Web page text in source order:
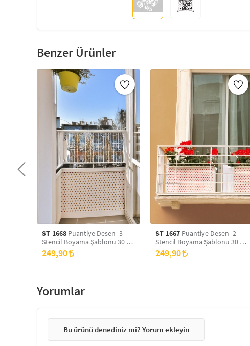
Benzer Ürünler
ST-1668 Puantiye Desen -3
Stencil Boyama Şablonu 30 x
30 cm, Duvar Stencil, Fayans
Stencil, Mobilya Stencil
249,90
ST-1667 Puantiye Desen -2
Stencil Boyama Şablonu 30 x
30 cm, Duvar Stencil, Fayans
Stencil, Mobilya Stencil
249,90
Yorumlar
Bu ürünü denediniz mi? Yorum ekleyin